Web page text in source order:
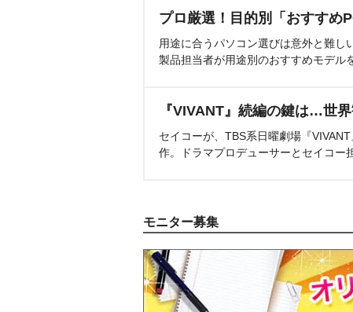
プロ厳選！目的別「おすすめ
用途に合うパソコン選びは意外と難
製品担当者が用途別のおすすめモデル
『VIVANT』続編の鍵は…世
セイコーが、TBS系日曜劇場『
作。ドラマプロデューサーとセイコー
モニター募集